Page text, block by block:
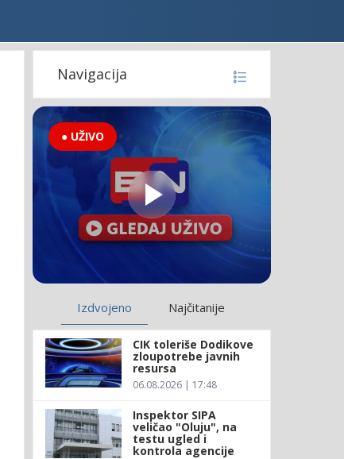
Navigacija
● UŽIVO
Izdvojeno Najčitanije
CIK toleriše Dodikove
zloupotrebe javnih
resursa
06.08.2026 | 17:48
Inspektor SIPA
veličao "Oluju", na
testu ugled i
kontrola agencije